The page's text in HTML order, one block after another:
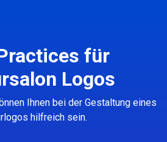
für
Logos
Ihnen bei der Gestaltung eines
hilfreich sein.